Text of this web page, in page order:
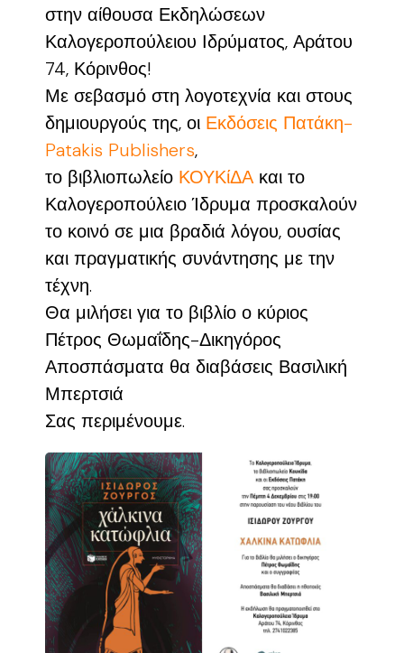
στην αίθουσα Εκδηλώσεων
Καλογεροπούλειου Ιδρύματος, Αράτου
74, Κόρινθος!
Με σεβασμό στη λογοτεχνία και στους
δημιουργούς της, οι Εκδόσεις Πατάκη-
Patakis Publishers,
το βιβλιοπωλείο ΚΟΥΚίΔΑ και το
Καλογεροπούλειο Ίδρυμα προσκαλούν
το κοινό σε μια βραδιά λόγου, ουσίας
και πραγματικής συνάντησης με την
τέχνη.
Θα μιλήσει για το βιβλίο ο κύριος
Πέτρος Θωμαΐδης-Δικηγόρος
Αποσπάσματα θα διαβάσεις Βασιλική
Μπερτσιά
Σας περιμένουμε.